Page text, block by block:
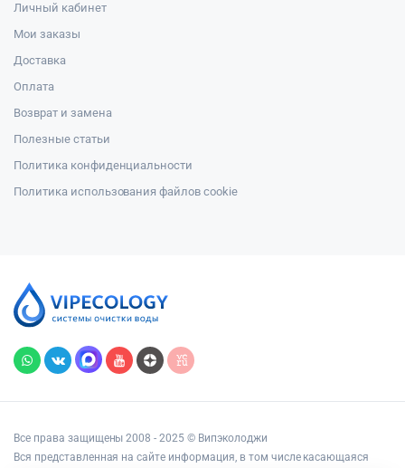
Личный кабинет
Мои заказы
Доставка
Оплата
Возврат и замена
Полезные статьи
Политика конфиденциальности
Политика использования файлов cookie
Все права защищены 2008 - 2025 © Випэколоджи
Вся представленная на сайте информация, в том числе касающаяся